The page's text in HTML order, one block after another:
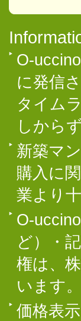
O-
に発信
タイム
しから
新築マ
購入に
業より
O-
ど）・
権は、
います。
価格表